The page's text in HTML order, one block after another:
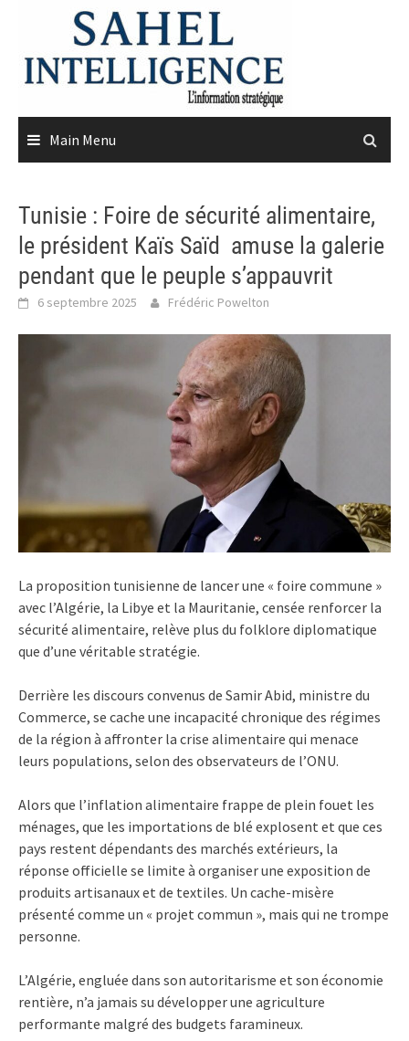
content
Main Menu
Tunisie : Foire de sécurité alimentaire,
le président Kaïs Saïd amuse la galerie
pendant que le peuple s’appauvrit
6 septembre 2025 Frédéric Powelton
La proposition tunisienne de lancer une « foire commune »
avec l’Algérie, la Libye et la Mauritanie, censée renforcer la
sécurité alimentaire, relève plus du folklore diplomatique
que d’une véritable stratégie.
Derrière les discours convenus de Samir Abid, ministre du
Commerce, se cache une incapacité chronique des régimes
de la région à affronter la crise alimentaire qui menace
leurs populations, selon des observateurs de l’ONU.
Alors que l’inflation alimentaire frappe de plein fouet les
ménages, que les importations de blé explosent et que ces
pays restent dépendants des marchés extérieurs, la
réponse officielle se limite à organiser une exposition de
produits artisanaux et de textiles. Un cache-misère
présenté comme un « projet commun », mais qui ne trompe
personne.
L’Algérie, engluée dans son autoritarisme et son économie
rentière, n’a jamais su développer une agriculture
performante malgré des budgets faramineux.